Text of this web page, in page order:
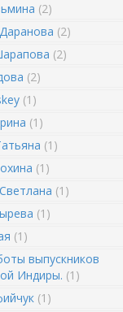
(2)
(2)
(2)
(2)
(1)
(1)
(1)
(1)
(1)
(1)
(1)
выпускников
Индиры. (1)
(1)